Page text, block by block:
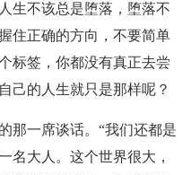
生不该总是堕落，堕落不
住正确的方向，不要简单
标签，你都没有真正去尝
己的人生就只是那样呢？
那一席谈话。“我们还都是
名大人。这个世界很大，